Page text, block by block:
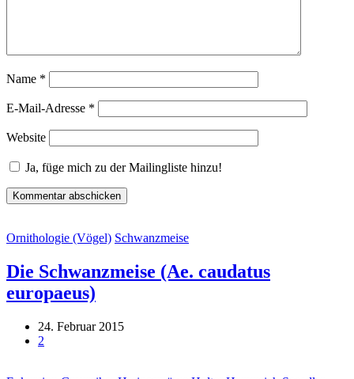
Name *
E-Mail-Adresse *
Website
Ja, füge mich zu der Mailingliste hinzu!
Ornithologie (Vögel) Schwanzmeise
Die Schwanzmeise (Ae. caudatus
europaeus)
24. Februar 2015
2